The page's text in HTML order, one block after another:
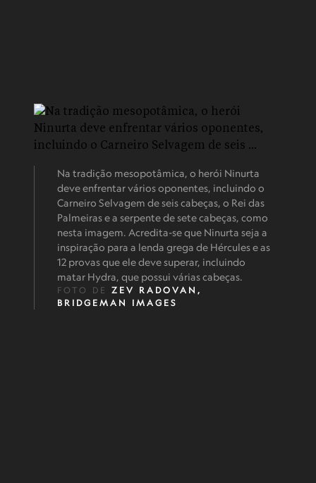
Na tradição mesopotâmica, o herói Ninurta
deve enfrentar vários oponentes, incluindo o
Carneiro Selvagem de seis cabeças, o Rei das
Palmeiras e a serpente de sete cabeças, como
nesta imagem. Acredita-se que Ninurta seja a
inspiração para a lenda grega de Hércules e as
12 provas que ele deve superar, incluindo
matar Hydra, que possui várias cabeças.
FOTO DE ZEV RADOVAN,
BRIDGEMAN IMAGES